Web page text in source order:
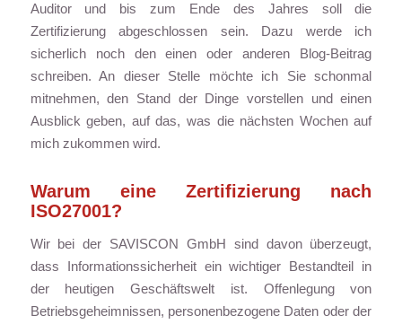
Auditor und bis zum Ende des Jahres soll die
Zertifizierung abgeschlossen sein. Dazu werde ich
sicherlich noch den einen oder anderen Blog-Beitrag
schreiben. An dieser Stelle möchte ich Sie schonmal
mitnehmen, den Stand der Dinge vorstellen und einen
Ausblick geben, auf das, was die nächsten Wochen auf
mich zukommen wird.
Warum eine Zertifizierung nach
ISO27001?
Wir bei der SAVISCON GmbH sind davon überzeugt,
dass Informationssicherheit ein wichtiger Bestandteil in
der heutigen Geschäftswelt ist. Offenlegung von
Betriebsgeheimnissen, personenbezogene Daten oder der